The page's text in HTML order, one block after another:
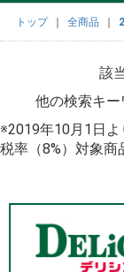
トップ 全商品
該
他の検索キー
※2019年10月1日
税率（8%）対象商